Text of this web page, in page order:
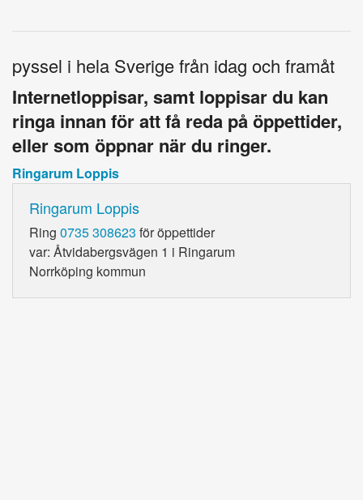
pyssel i hela Sverige från idag och framåt
Internetloppisar, samt loppisar du kan
ringa innan för att få reda på öppettider,
eller som öppnar när du ringer.
Ringarum Loppis
Ringarum Loppis
Ring 0735 308623 för öppettider
var: Åtvidabergsvägen 1 i Ringarum
Norrköping kommun